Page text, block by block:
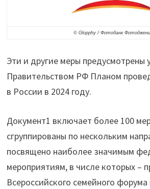
2024
году"
© Glopphy / Фотобанк
Эти и другие меры предусмотрены
Правительством РФ Планом
в России в 2024 году.
Документ1 включает более 100
сгруппированы по нескольким
посвящено наиболее значимым
мероприятиям, в числе которых –
Всероссийского семейного форума